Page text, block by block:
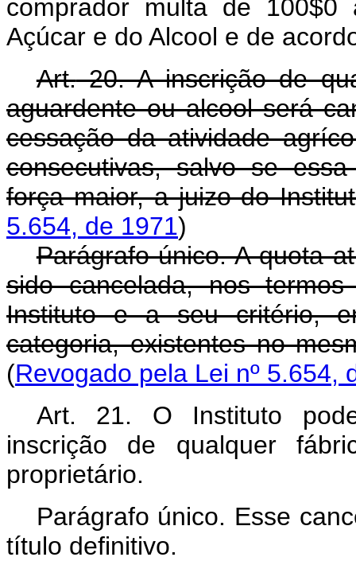
comprador multa de
Açúcar e do Alcool e de
Art.20. A inscrição de
aguardente ou alcool será
cessação da atividade
consecutivas, salvo se
força maior, a juizo do
5.654, de 1971)
Parágrafo único. A quota
sido cancelada, nos
Instituto e a seu critério,
categoria, existentes no
(Revogado pela Lei nº 5.654,
Art. 21. O Instituto
inscrição de qualquer
proprietário.
Parágrafo único. Esse
título definitivo.